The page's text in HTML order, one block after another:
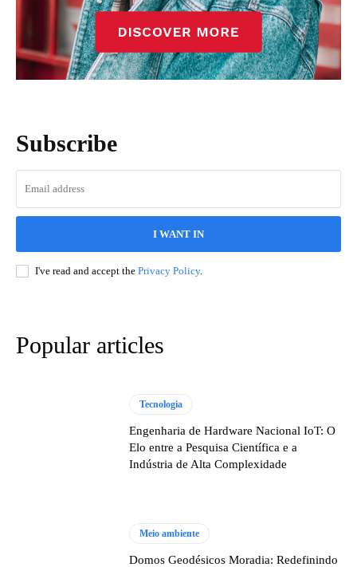
Subscribe
I WANT IN
I've read and accept the Privacy Policy.
Popular articles
Tecnologia
Engenharia de Hardware Nacional IoT: O
Elo entre a Pesquisa Científica e a
Indústria de Alta Complexidade
Meio ambiente
Domos Geodésicos Moradia: Redefinindo